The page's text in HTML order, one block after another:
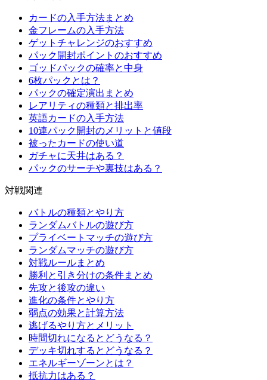
カードの入手方法まとめ
金フレームの入手方法
ゲットチャレンジのおすすめ
パック開封ポイントのおすすめ
ゴッドパックの確率と中身
6枚パックとは？
パックの確定演出まとめ
レアリティの種類と排出率
英語カードの入手方法
10連パック開封のメリットと値段
被ったカードの使い道
ガチャに天井はある？
パックのサーチや裏技はある？
対戦関連
バトルの種類とやり方
ランダムバトルの遊び方
プライベートマッチの遊び方
ランダムマッチの遊び方
対戦ルールまとめ
勝利と引き分けの条件まとめ
先攻と後攻の違い
進化の条件とやり方
弱点の効果と計算方法
逃げるやり方とメリット
時間切れになるとどうなる？
デッキ切れするとどうなる？
エネルギーゾーンとは？
抵抗力はある？